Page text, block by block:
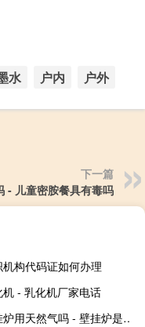
水 户内 户外
下一篇
- 儿童密胺餐具有毒吗
机构代码证如何办理
机 - 乳化机厂家电话
壁挂炉用天然气吗 - 壁挂炉是用电还是用天然气